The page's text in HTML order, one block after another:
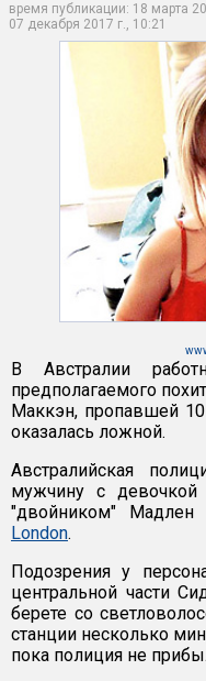
время публикации: 18 марта
07 декабря 2017 г., 10:21
В Австралии
предполагаемого
Маккэн, пропавшей
оказалась ложной.
Австралийская
мужчину с
"двойником" Мадлен
London.
Подозрения у
центральной части
берете со
станции несколько
пока полиция не